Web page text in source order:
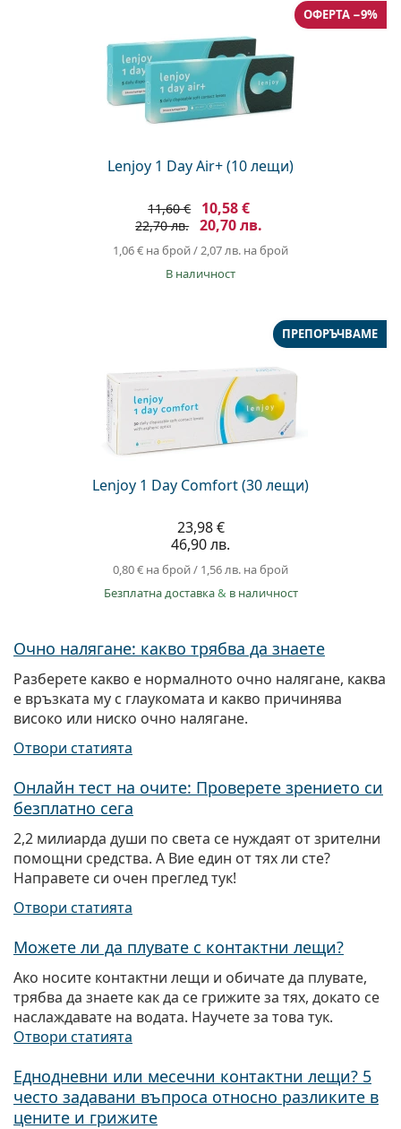
Lenjoy 1 Day Air+ (10 лещи)
ОФЕРТА −9%
11,60 € 10,58 €
22,70 лв. 20,70 лв.
1,06 € на брой/2,07 лв. на брой
в наличност
Lenjoy 1 Day Comfort (30 лещи)
ПРЕПОРЪЧВАМЕ
23,98 €
46,90 лв.
0,80 € на брой/ 1,56 лв. на брой
Безплатна доставка& в наличност
Очно налягане: какво трябва да знаете
Разберете какво е нормалното очно налягане, каква
е връзката му с глаукомата и какво причинява
високо или ниско очно налягане.
Отвори статията
Онлайн тест на очите: Проверете зрението си
безплатно сега
2,2 милиарда души по света се нуждаят от зрителни
помощни средства. A Вие един от тях ли сте?
Направете си очен преглед тук!
Отвори статията
Можете ли да плувате с контактни лещи?
Ако носите контактни лещи и обичате да плувате,
трябва да знаете как да се грижите за тях, докато се
наслаждавате на водата. Научете за това тук.
Отвори статията
Еднодневни или месечни контактни лещи? 5
често задавани въпроса относно разликите в
цените и грижите